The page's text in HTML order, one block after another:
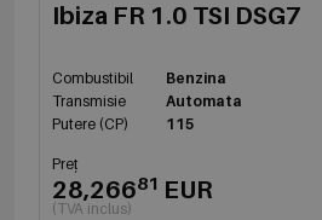
Ibiza FR 1.0 TSI DSG7
Combustibil
Benzina
Transmisie
Automata
Putere (CP)
115
Preț
28,26681 EUR
(TVA inclus)